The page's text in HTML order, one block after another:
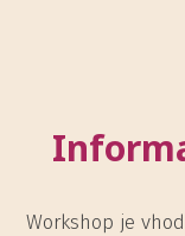
Workshop je